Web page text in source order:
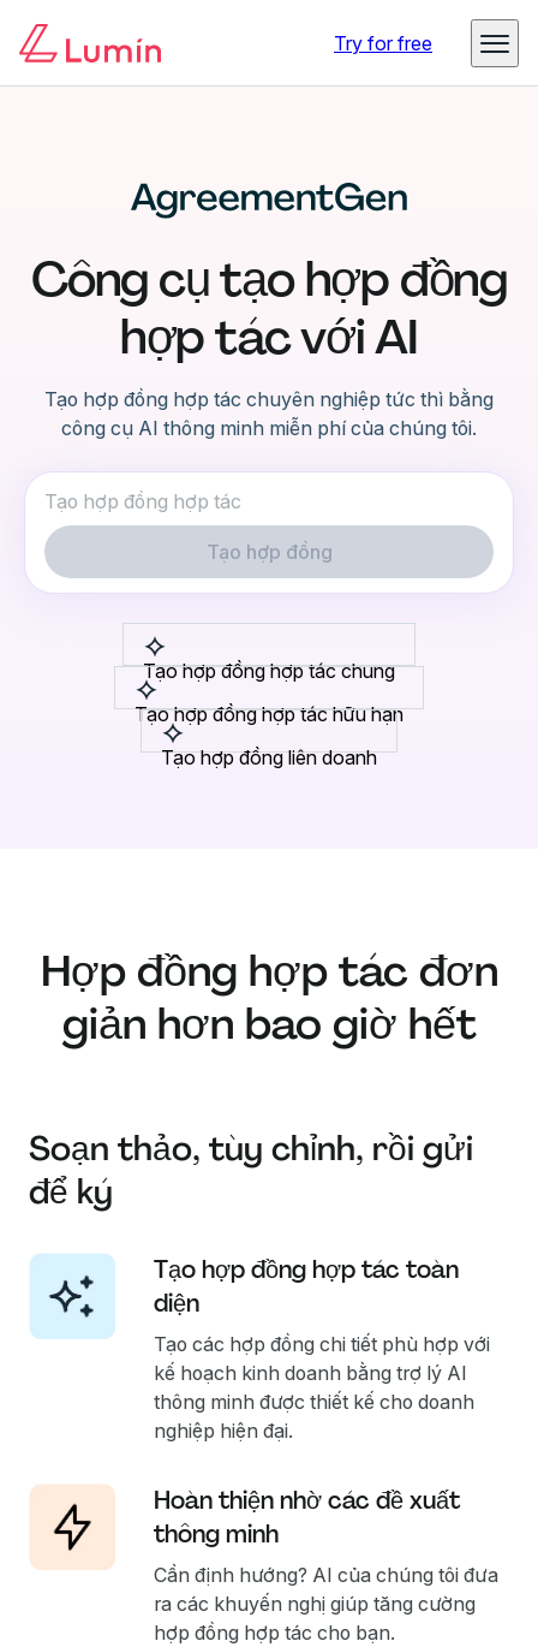
Try for free
Công cụ tạo hợp đồng
hợp tác với AI
Tạo hợp đồng hợp tác chuyên nghiệp tức thì bằng
công cụ AI thông minh miễn phí của chúng tôi.
Tạo hợp đồng
Tạo hợp đồng hợp tác chung
Tạo hợp đồng hợp tác hữu hạn
Tạo hợp đồng liên doanh
Hợp đồng hợp tác đơn
giản hơn bao giờ hết
Soạn thảo, tùy chỉnh, rồi gửi
để ký
Tạo hợp đồng hợp tác toàn
diện
Tạo các hợp đồng chi tiết phù hợp với
kế hoạch kinh doanh bằng trợ lý AI
thông minh được thiết kế cho doanh
nghiệp hiện đại.
Hoàn thiện nhờ các đề xuất
thông minh
Cần định hướng? AI của chúng tôi đưa
ra các khuyến nghị giúp tăng cường
hợp đồng hợp tác cho bạn.